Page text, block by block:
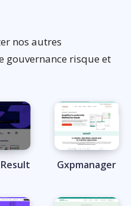
nos autres
gouvernance risque et
Gxpmanager